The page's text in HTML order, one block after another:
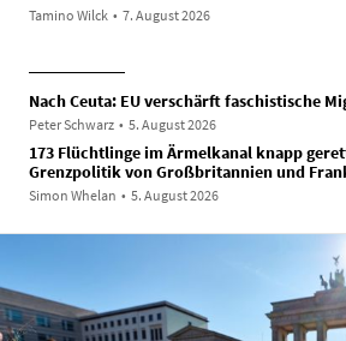
Tamino Wilck • 7. August 2026
Nach Ceuta: EU verschärft faschistische
Peter Schwarz • 5. August 2026
173 Flüchtlinge im Ärmelkanal knapp
Grenzpolitik von Großbritannien und
Simon Whelan • 5. August 2026